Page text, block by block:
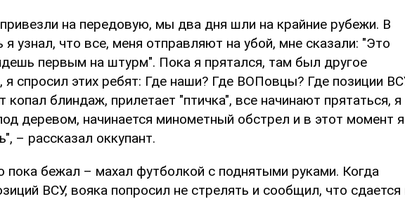
на передовую, мы два дня шли на крайние рубежи. В
я узнал, что все, меня отправляют на убой, мне сказали: "Это
первым на штурм". Пока я прятался, там был другое
я спросил этих ребят: Где наши? Где ВОПовцы? Где позиции
копал блиндаж, прилетает "птичка", все начинают прятаться, я
деревом, начинается минометный обстрел и в этот момент я
– рассказал оккупант.
пока бежал – махал футболкой с поднятыми руками. Когда
ВСУ, вояка попросил не стрелять и сообщил, что сдается